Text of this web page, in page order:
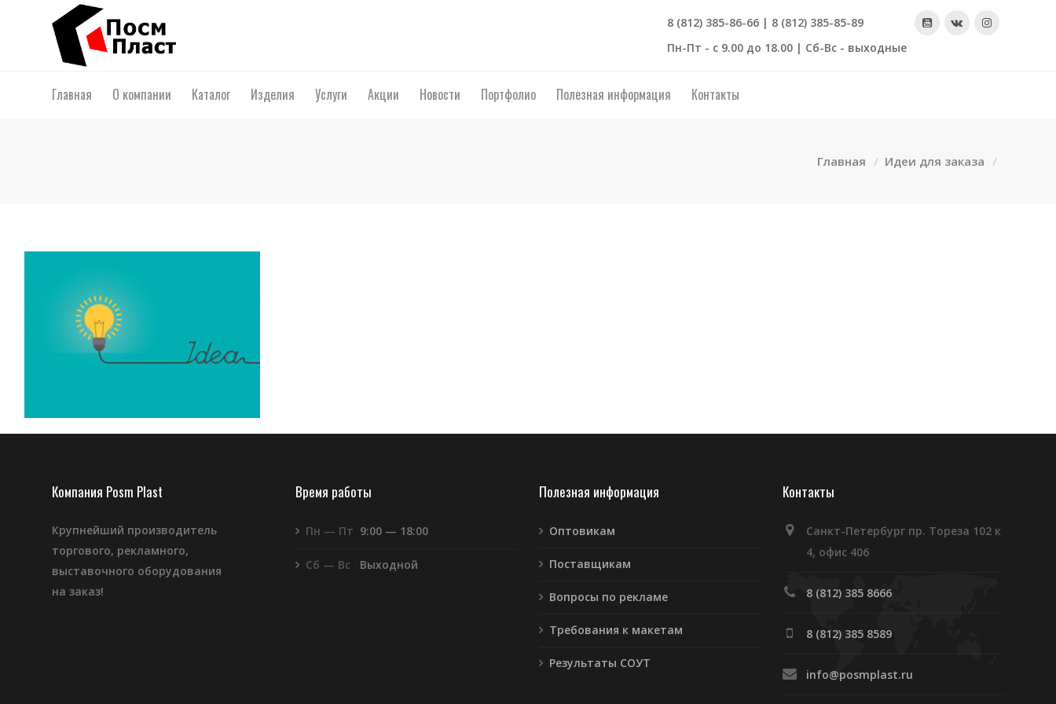
8 (812) 385-86-66 | 8 (812) 385-85-89
Пн-Пт - с 9.00 до 18.00 | Сб-Вс - выходные
Главная О компании Каталог Изделия Услуги Акции Новости Портфолио Полезная информация Контакты
Главная Идеи для заказа
Компания Posm Plast
Крупнейший производитель
торгового, рекламного,
выставочного оборудования
на заказ!
Время работы
Пн — Пт 9:00 — 18:00
Сб — Вс Выходной
Полезная информация
Оптовикам
Поставщикам
Вопросы по рекламе
Требования к макетам
Результаты СОУТ
Контакты
Санкт-Петербург пр. Тореза 102 к
4, офис 406
8 (812) 385 8666
8 (812) 385 8589
info@posmplast.ru